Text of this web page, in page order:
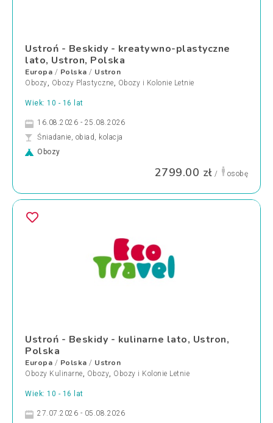
Ustroń - Beskidy - kreatywno-plastyczne
lato, Ustron, Polska
Europa / Polska / Ustron
Obozy, Obozy Plastyczne, Obozy i Kolonie Letnie
Wiek: 10 - 16 lat
16.08.2026 - 25.08.2026
Śniadanie, obiad, kolacja
Obozy
2799.00 zł / osobę
Ustroń - Beskidy - kulinarne lato, Ustron,
Polska
Europa / Polska / Ustron
Obozy Kulinarne, Obozy, Obozy i Kolonie Letnie
Wiek: 10 - 16 lat
27.07.2026 - 05.08.2026